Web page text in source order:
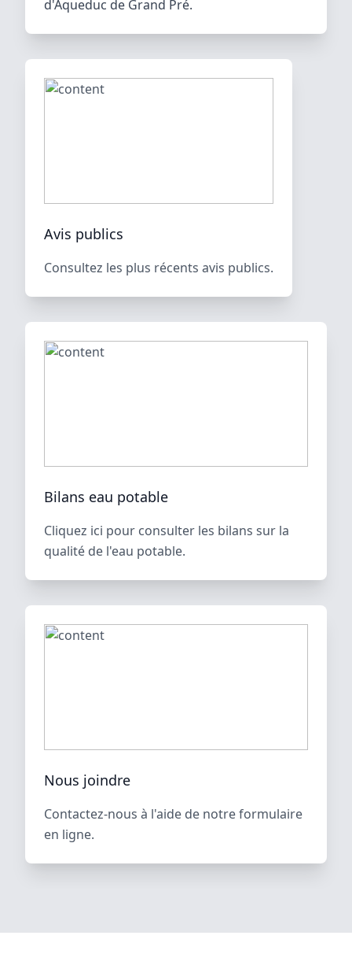
d'Aqueduc de Grand Pré.
Avis publics
Consultez les plus récents avis publics.
Bilans eau potable
Cliquez ici pour consulter les bilans sur la
qualité de l'eau potable.
Nous joindre
Contactez-nous à l'aide de notre formulaire
en ligne.